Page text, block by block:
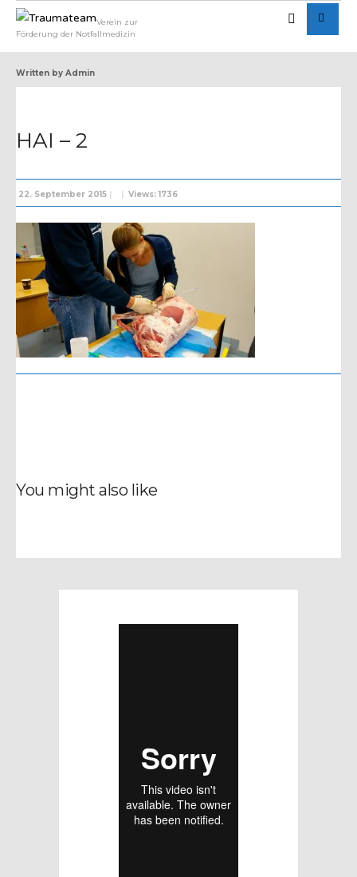
Verein zur
Förderung der Notfallmedizin
Written by Admin
HAI – 2
22. September 2015 | | Views: 1736
You might also like